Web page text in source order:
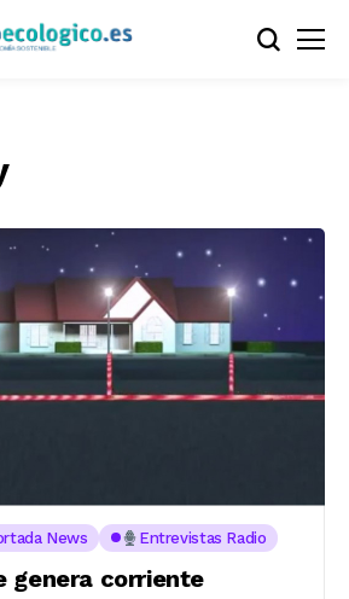
News Entrevistas Radio
genera corriente